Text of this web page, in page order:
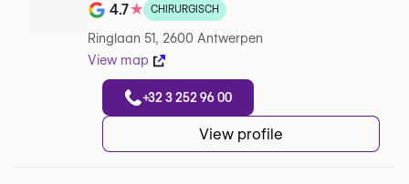
Note de 4.7 sur 5 sur Google
4.7★ CHIRURGISCH
Ringlaan 51, 2600 Antwerpen
View map
+32 3 252 96 00
View profile